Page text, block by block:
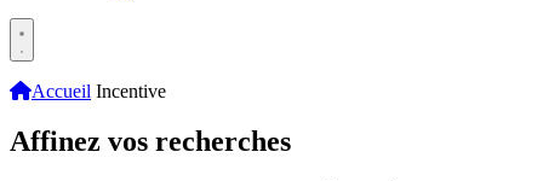
Accueil Incentive
Affinez vos recherches